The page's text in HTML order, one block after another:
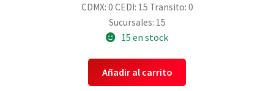
CDMX: 0 CEDI: 15 Transito: 0
Sucursales: 15
15 en stock
Añadir al carrito